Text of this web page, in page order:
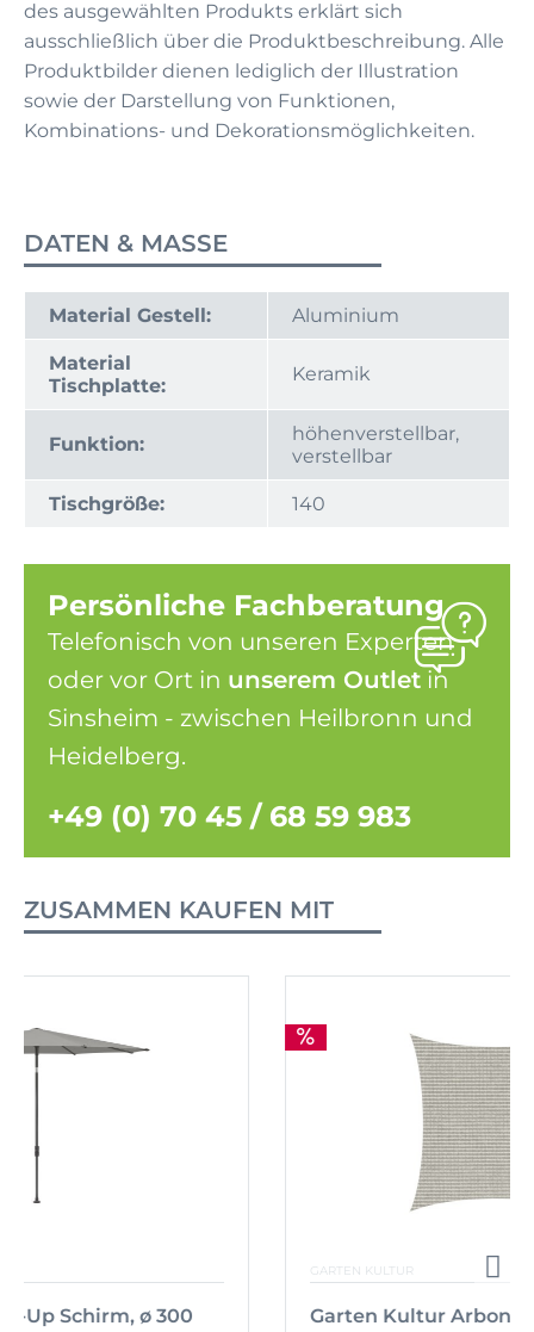
des ausgewählten Produkts erklärt sich
ausschließlich über die Produktbeschreibung. Alle
Produktbilder dienen lediglich der Illustration
sowie der Darstellung von Funktionen,
Kombinations- und Dekorationsmöglichkeiten.
DATEN & MASSE
Material Gestell: Aluminium
Material
Tischplatte:
Keramik
Funktion:
höhenverstellbar,
verstellbar
Tischgröße: 140
Persönliche Fachberatung
Telefonisch von unseren Experten
oder vor Ort in unserem Outlet in
Sinsheim - zwischen Heilbronn und
Heidelberg.
+49 (0) 70 45 / 68 59 983
ZUSAMMEN KAUFEN MIT
Garten Kultur Arbon Sitzkissen 2-